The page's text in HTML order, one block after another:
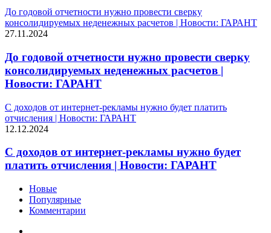
До годовой отчетности нужно провести сверку
консолидируемых неденежных расчетов | Новости: ГАРАНТ
27.11.2024
До годовой отчетности нужно провести сверку
консолидируемых неденежных расчетов |
Новости: ГАРАНТ
С доходов от интернет-рекламы нужно будет платить
отчисления | Новости: ГАРАНТ
12.12.2024
С доходов от интернет-рекламы нужно будет
платить отчисления | Новости: ГАРАНТ
Новые
Популярные
Комментарии